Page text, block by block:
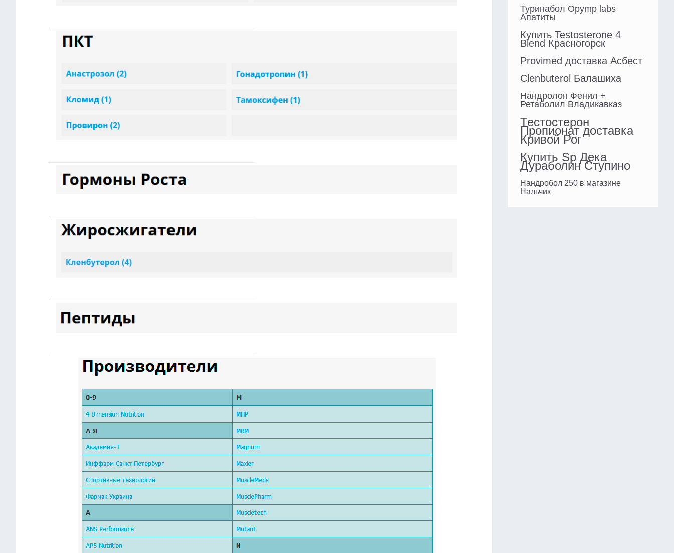
Туринабол Opymp labs
Апатиты
Купить Testosterone 4
Blend Красногорск
Provimed доставка Асбест
Clenbuterol Балашиха
Нандролон Фенил +
Ретаболил Владикавказ
Тестостерон
Пропионат доставка
Кривой Рог
Купить Sp Дека
Дураболин Ступино
Нандробол 250 в магазине
Нальчик